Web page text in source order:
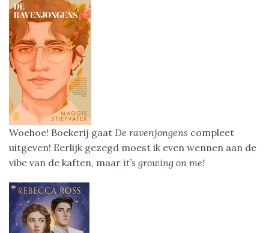
Woehoe! Boekerij gaat De ravenjongens compleet
uitgeven! Eerlijk gezegd moest ik even wennen aan de
vibe van de kaften, maar it’s growing on me!